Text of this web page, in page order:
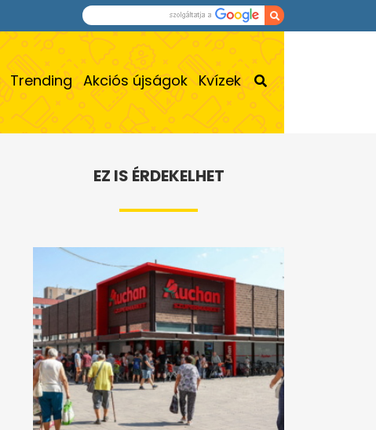
Trending Akciós újságok Kvízek
EZ IS ÉRDEKELHET